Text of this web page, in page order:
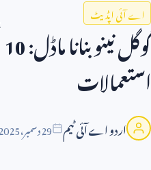
اے آئی اپڈیٹ
گوگل نینو بنانا ماڈل:10
استعمالات
اردو اے آئی ٹیم 29دسمبر،2025